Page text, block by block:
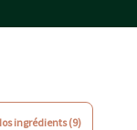
nos ingrédients (9)